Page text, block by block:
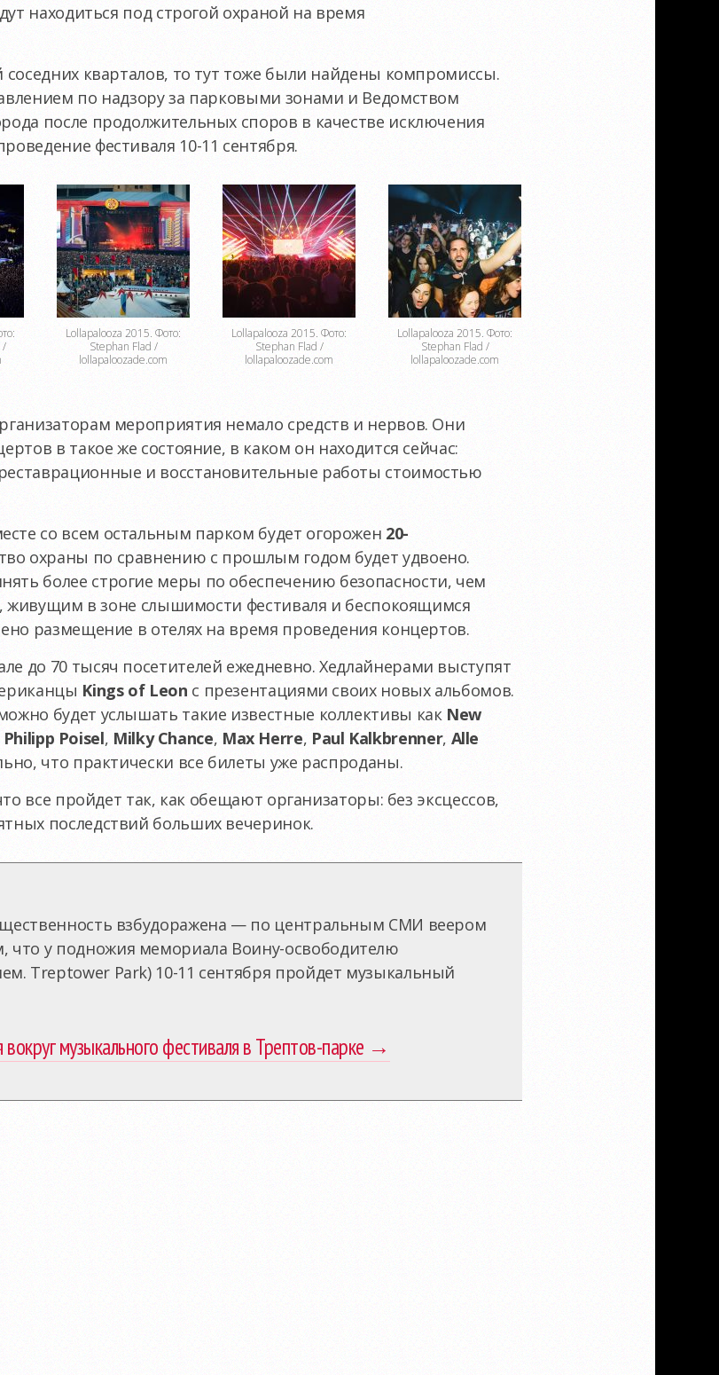
находиться под строгой охраной на время
соседних кварталов, то тут тоже были найдены компромиссы.
по надзору за парковыми зонами и Ведомством
после продолжительных споров в качестве исключения
фестиваля 10-11 сентября.
/
Lollapalooza 2015. Фото:
Stephan Flad /
lollapaloozade.com
Lollapalooza 2015. Фото:
Stephan Flad /
lollapaloozade.com
Lollapalooza 2015. Фото:
Stephan Flad /
lollapaloozade.com
мероприятия немало средств и нервов. Они
в такое же состояние, в каком он находится сейчас:
и восстановительные работы стоимостью
со всем остальным парком будет огорожен 20-
охраны по сравнению с прошлым годом будет удвоено.
более строгие меры по обеспечению безопасности, чем
живущим в зоне слышимости фестиваля и беспокоящимся
размещение в отелях на время проведения концертов.
до 70 тысяч посетителей ежедневно. Хедлайнерами выступят
Kings of Leon с презентациями своих новых альбомов.
будет услышать такие известные коллективы как New
Philipp Poisel, Milky Chance, Max Herre, Paul Kalkbrenner, Alle
что практически все билеты уже распроданы.
все пройдет так, как обещают организаторы: без эксцессов,
последствий больших вечеринок.
взбудоражена — по центральным СМИ веером
что у подножия мемориала Воину-освободителю
Treptower Park) 10-11 сентября пройдет музыкальный
музыкального фестиваля в Трептов-парке →